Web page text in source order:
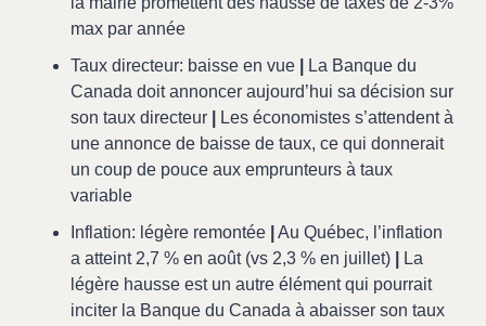
max par année
Taux directeur: baisse en vue
La Banque du
Canada doit annoncer aujourd’hui sa décision sur
son taux directeur
Les économistes s’attendent à
une annonce de baisse de taux, ce qui donnerait
un coup de pouce aux emprunteurs à taux
variable
Inflation: légère remontée
Au Québec, l’inflation
a atteint 2,7 % en août (vs 2,3 % en juillet)
La
légère hausse est un autre élément qui pourrait
inciter la Banque du Canada à abaisser son taux